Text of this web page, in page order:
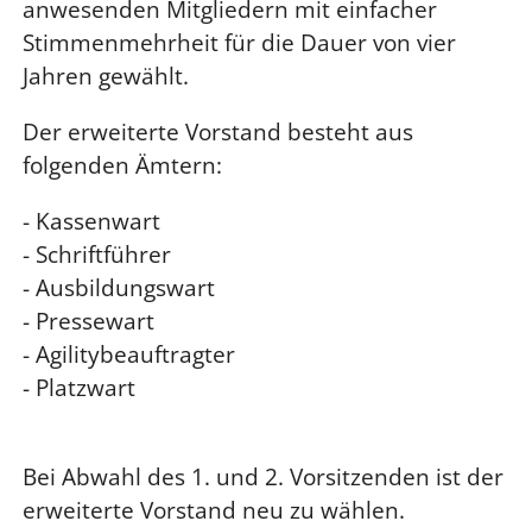
anwesenden Mitgliedern mit einfacher
Stimmenmehrheit für die Dauer von vier
Jahren gewählt.
Der erweiterte Vorstand besteht aus
folgenden Ämtern:
- Kassenwart
- Schriftführer
- Ausbildungswart
- Pressewart
- Agilitybeauftragter
- Platzwart
Bei Abwahl des 1. und 2. Vorsitzenden ist der
erweiterte Vorstand neu zu wählen.